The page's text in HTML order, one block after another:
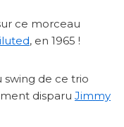
ce morceau
, en 1965 !
de ce trio
disparu Jimmy